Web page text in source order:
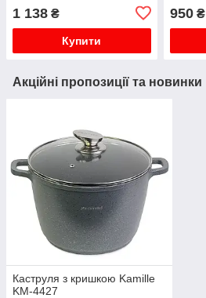
1 138 ₴
Купити
950₴
Акційні пропозиції та новинки
Каструля з кришкою Kamille
KM-4427